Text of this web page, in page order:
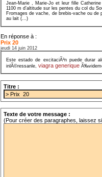
Jean-Marie , Marie-Jo et leur fille
1100 m d’altitude sur les pentes du col du
Fromages de vache, de brebis-vache ou
au lait (...)
En réponse à :
Prix 20
jeudi 14 juin 2012
Este estado de excitaciÃ³n puede durar
inlÃ©ressanle,viagra generique
Titre :
Texte de votre message :
(Pour créer des paragraphes, laissez